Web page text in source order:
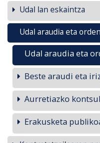
Udal lan eskaintza
Udal araudia eta
Udal araudia eta
Beste araudi eta
Aurretiazko
Erakusketa